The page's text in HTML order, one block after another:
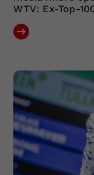
WTV: Ex-Top-